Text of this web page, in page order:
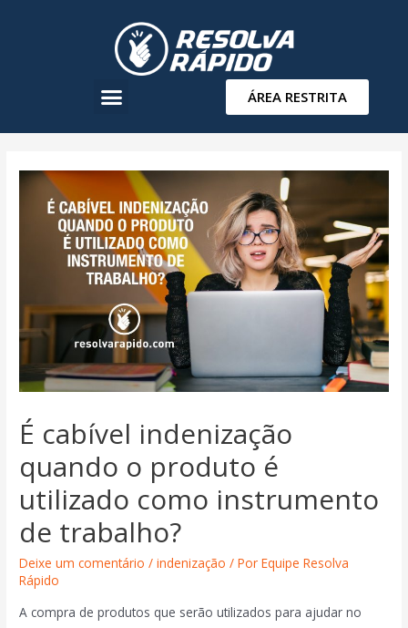
ÁREA RESTRITA
É cabível indenização
quando o produto é
utilizado como instrumento
de trabalho?
Deixe um comentário /indenização / PorEquipe Resolva
Rápido
A compra de produtos que serão utilizados para ajudar no